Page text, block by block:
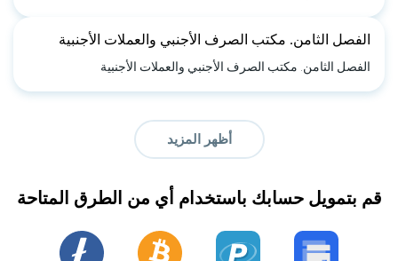
الفصل الثامن. مكتب الصرف الأجنبي والعملات الأجنبية
الفصل الثامن. مكتب الصرف الأجنبي والعملات الأجنبية
أظهر المزيد
قم بتمويل حسابك باستخدام أي من الطرق المتاحة